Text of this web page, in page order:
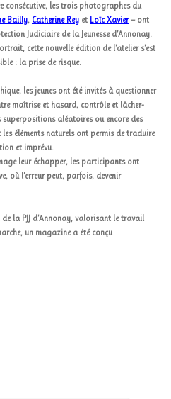
consécutive, les trois photographes du
Bailly, Catherine Rey et Loïc Xavier— ont
Judiciaire de la Jeunesse d’Annonay.
cette nouvelle édition de l’atelier s’est
: la prise de risque.
les jeunes ont été invités à questionner
maîtrise et hasard, contrôle et lâcher-
aléatoires ou encore des
les éléments naturels ont permis de traduire
et imprévu.
leur échapper, les participants ont
où l’erreur peut, parfois, devenir
la PJJ d’Annonay, valorisant le travail
un magazine a été conçu